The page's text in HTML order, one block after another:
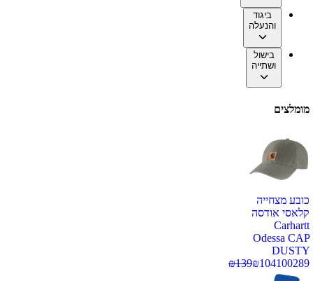
ביגוד
והנעלה
בישול
ושתייה
מומלצים
כובע מצחייה
קלאסי אודסה
Carhartt
Odessa CAP
DUSTY
100289
₪104
₪139